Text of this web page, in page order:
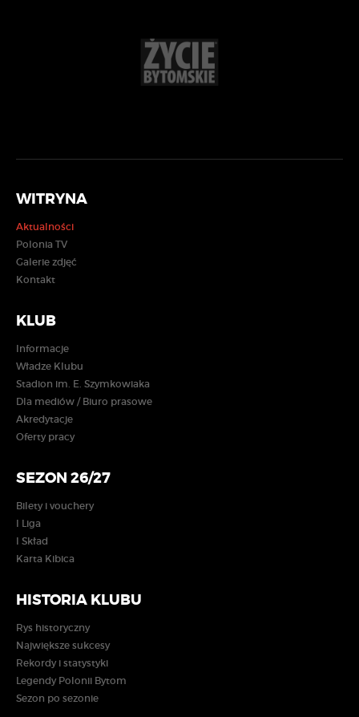
WITRYNA
Aktualności
Polonia TV
Galerie zdjęć
Kontakt
KLUB
Informacje
Władze Klubu
Stadion im. E. Szymkowiaka
Dla mediów / Biuro prasowe
Akredytacje
Oferty pracy
SEZON 26/27
Bilety i vouchery
I Liga
I Skład
Karta Kibica
HISTORIA KLUBU
Rys historyczny
Największe sukcesy
Rekordy i statystyki
Legendy Polonii Bytom
Sezon po sezonie